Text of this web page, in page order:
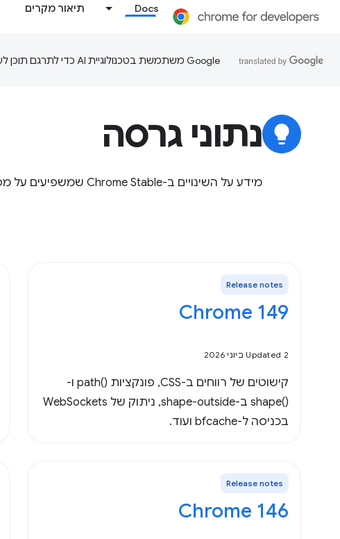
Docs תיאור מקרים
‫Google משתמשת בטכנולוגיית AI כדי לתרגם תוכן לשפה המועדפת עליך. בתרגומים כאלו עשויות להיות שגיאות.
lightbulb נתוני גרסה
מידע על השינויים ב-Chrome Stable שמשפיעים על מפתחים.
Release notes
Chrome 149
Updated 2 ביוני 2026
קישוטים של רווחים ב-CSS, פונקציות path()‎ ו-
shape()‎ ב-shape-outside, ניתוק של WebSockets
בכניסה ל-bfcache ועוד.
Release notes
Chrome 146